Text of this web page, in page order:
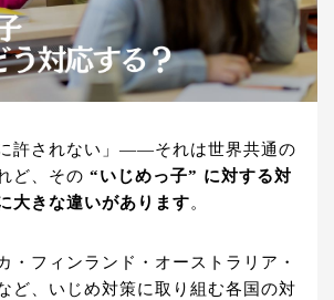
に許されない」——それは世界共通の
ど、その “いじめっ子” に対する対
大きな違いがあります。
・フィンランド・オーストラリア・
ど、いじめ対策に取り組む各国の対